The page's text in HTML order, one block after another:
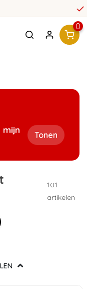
0
mijn
Tonen
101
artikelen